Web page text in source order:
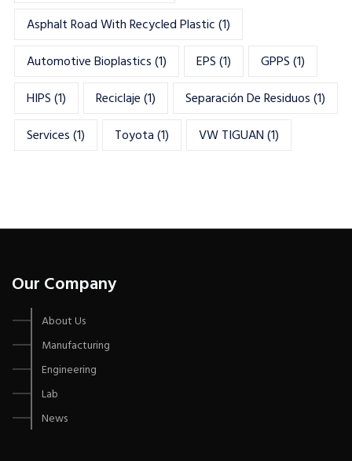
Asphalt Road With Recycled Plastic(1)
Automotive Bioplastics(1) EPS(1) GPPS(1)
HIPS(1) Reciclaje(1) Separación De Residuos(1)
Services(1) Toyota(1) VW TIGUAN(1)
Our Company
About Us
Manufacturing
Engineering
Lab
News